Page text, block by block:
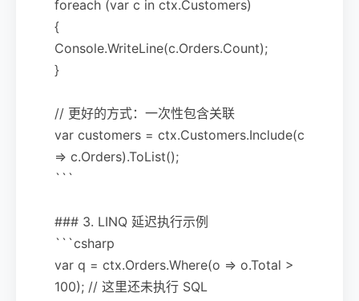
foreach (var c in ctx.Customers)
{
Console.WriteLine(c.Orders.Count);
}
// 更好的方式：一次性包含关联
var customers = ctx.Customers.Include(c
=> c.Orders).ToList();
```
### 3. LINQ 延迟执行示例
```csharp
var q = ctx.Orders.Where(o => o.Total >
100); // 这里还未执行 SQL